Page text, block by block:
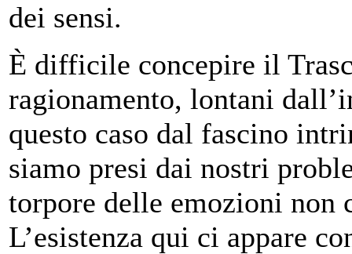
dei sensi.
È difficile concepire il
ragionamento, lontani
questo caso dal fascino
siamo presi dai nostri
torpore delle emozioni non
L’esistenza qui ci appare